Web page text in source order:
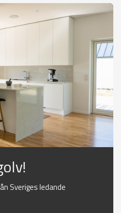
Sveriges ledande